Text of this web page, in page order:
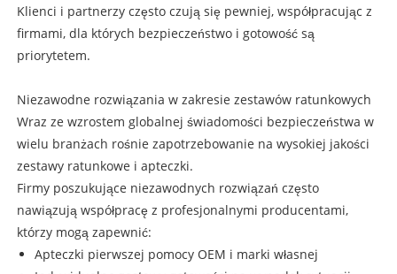
Klienci i partnerzy często czują się pewniej, współpracując z
firmami, dla których bezpieczeństwo i gotowość są
priorytetem.
Niezawodne rozwiązania w zakresie zestawów ratunkowych
Wraz ze wzrostem globalnej świadomości bezpieczeństwa w
wielu branżach rośnie zapotrzebowanie na wysokiej jakości
zestawy ratunkowe i apteczki.
Firmy poszukujące niezawodnych rozwiązań często
nawiązują współpracę z profesjonalnymi producentami,
którzy mogą zapewnić:
Apteczki pierwszej pomocy OEM i marki własnej